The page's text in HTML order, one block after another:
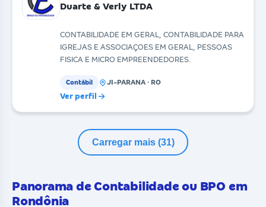
Duarte & Verly LTDA
CONTABILIDADE EM GERAL, CONTABILIDADE PARA
IGREJAS E ASSOCIAÇOES EM GERAL, PESSOAS
FISICA E MICRO EMPREENDEDORES.
Contábil JI-PARANA · RO
Ver perfil
Carregar mais (31)
Panorama de Contabilidade ou BPO em
Rondônia